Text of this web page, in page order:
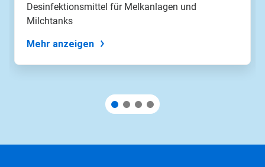
Desinfektionsmittel für Melkanlagen und
Milchtanks
Mehr anzeigen